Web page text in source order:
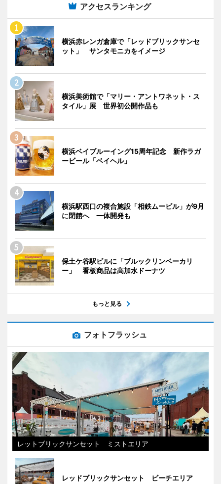
アクセスランキング
横浜赤レンガ倉庫で「レッドブリックサンセ
ット」 サンタモニカをイメージ
横浜美術館で「マリー・アントワネット・ス
タイル」展 世界初公開作品も
横浜ベイブルーイング15周年記念 新作ラガ
ービール「ベイヘル」
横浜駅西口の複合施設「相鉄ムービル」が9月
に閉館へ 一体開発も
保土ケ谷駅ビルに「ブルックリンベーカリ
ー」 看板商品は高加水ドーナツ
もっと見る
フォトフラッシュ
レットブリックサンセット ミストエリア
レッドブリックサンセット ビーチエリア